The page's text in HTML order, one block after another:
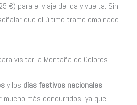
€) para el viaje de ida y vuelta. Sin
que el último tramo empinado
visitar la Montaña de Colores
y los días festivos nacionales
mucho más concurridos, ya que